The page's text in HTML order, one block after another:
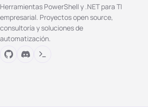
Herramientas PowerShell y .NET para TI
empresarial. Proyectos open source,
consultoría y soluciones de
automatización.